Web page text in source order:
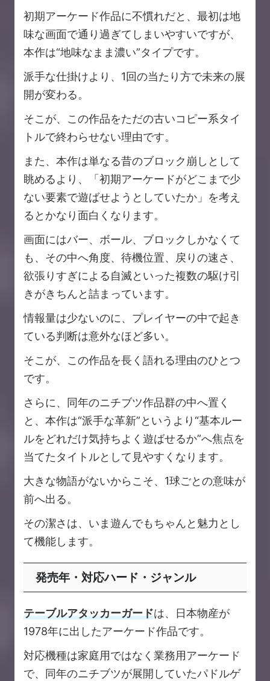
初期アーケード作品に不慣れだと、最初は地
味な画面で通り過ぎてしまいやすいですが、
本作は“地味なまま濃い”タイプです。
派手な仕掛けより、1回の当たり方で未来の展
開が変わる。
そこが、この作品をただの古いコピー系タイ
トルで終わらせない理由です。
また、本作は単なる昔のブロック崩しとして
眺めるより、「初期アーケードがどこまで少
ない要素で遊ばせようとしていたか」を考え
るとかなり面白くなります。
画面にはバー、ボール、ブロックしかなくて
も、その中へ角度、待機位置、戻りの速さ、
欲張りすぎによる自滅といった複数の駆け引
きがきちんと詰まっています。
情報量は少ないのに、プレイヤーの中で起き
ている判断は意外なほど多い。
そこが、この作品を長く語れる理由のひとつ
です。
さらに、同年のニチブツ作品群の中へ置く
と、本作は“派手な革新”というより“基本ルー
ルをどれだけ気持ちよく遊ばせるか”へ焦点を
当てたタイトルとして見やすくなります。
大きな物語がないからこそ、1球ごとの意味が
前へ出る。
その潔さは、いま遊んでもちゃんと魅力とし
て機能します。
発売年・対応ハード・ジャンル
テーブルアタッカーガードは、日本物産が
1978年に出したアーケード作品です。
対応機種は家庭用ではなく業務用アーケード
で、同年のニチブツが展開していたパドルゲ